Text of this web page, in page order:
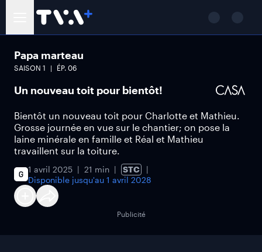
Papa marteau
SAISON 1 ÉP. 06
Un nouveau toit pour bientôt!
Bientôt un nouveau toit pour Charlotte et Mathieu.
Grosse journée en vue sur le chantier; on pose la
laine minérale en famille et Réal et Mathieu
travaillent sur la toiture.
1 avril 2025 21 min
STC
Disponible jusqu'au 1 avril 2028
Publicité